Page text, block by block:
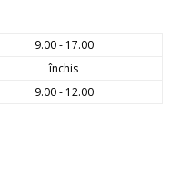
9.00 - 17.00
închis
9.00 - 12.00